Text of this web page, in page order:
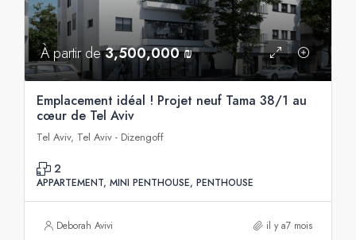
À partir de3,500,000 ₪
Emplacement idéal ! Projet neuf Tama 38/1 au
cœur de Tel Aviv
Tel Aviv, Tel Aviv - Dizengoff
2
APPARTEMENT, MINI PENTHOUSE, PENTHOUSE
Deborah Avivi il y a7 mois